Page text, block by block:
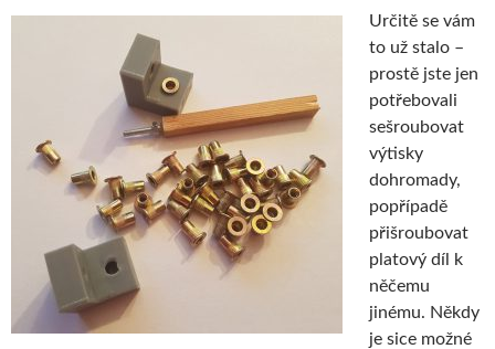
Určitě se vám
to už stalo –
prostě jste jen
potřebovali
sešroubovat
výtisky
dohromady,
popřípadě
přišroubovat
platový díl k
něčemu
jinému. Někdy
je sice možné